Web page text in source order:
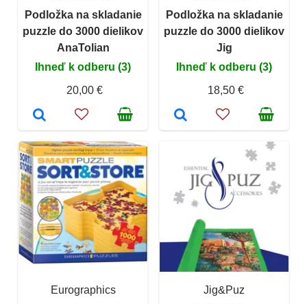
Podložka na skladanie
puzzle do 3000 dielikov
AnaTolian
Ihneď k odberu (3)
20,00 €
Podložka na skladanie
puzzle do 3000 dielikov
Jig
Ihneď k odberu (3)
18,50 €
Eurographics
Jig&Puz